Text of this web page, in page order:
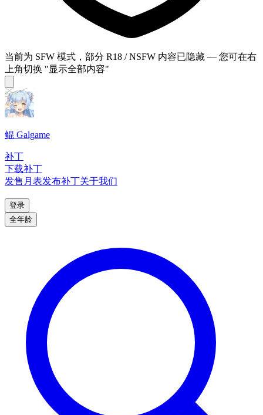
当前为 SFW 模式，部分 R18 / NSFW 内容已隐藏 — 您可在右
上角切换 "显示全部内容"
鲲 Galgame
补丁
下载补丁
发售月表发布补丁关于我们
登录
全年龄